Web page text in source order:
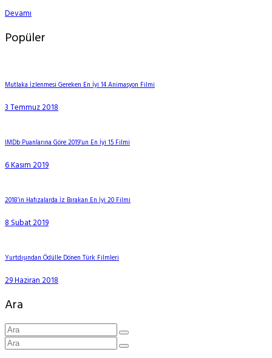
Devamı
Popüler
Mutlaka İzlenmesi Gereken En İyi 14 Animasyon Filmi
3 Temmuz 2018
IMDb Puanlarına Göre 2019’un En İyi 15 Filmi
6 Kasım 2019
2018’in Hafızalarda İz Bırakan En İyi 20 Filmi
8 Şubat 2019
Yurtdışından Ödülle Dönen Türk Filmleri
29 Haziran 2018
Ara